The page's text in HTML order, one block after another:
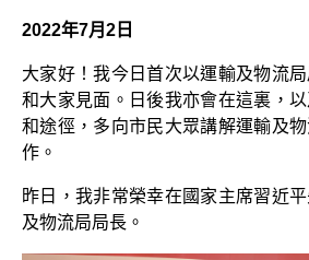
2022年7月2日
大家好！我今日首次以運輸及物流
和大家見面。日後我亦會在這裏，
和途徑，多向市民大眾講解運輸及
作。
昨日，我非常榮幸在國家主席習近
及物流局局長。